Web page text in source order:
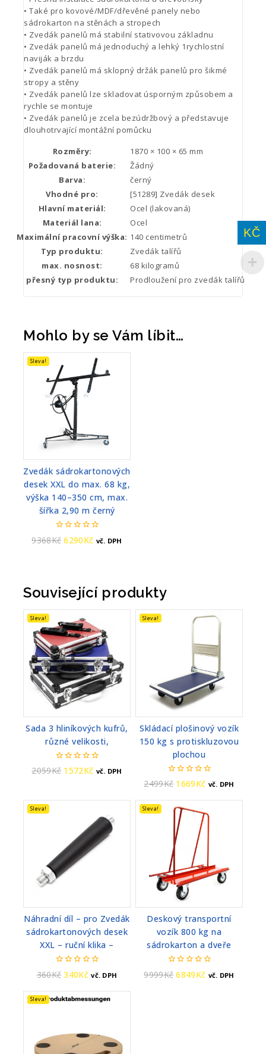
• Také pro kovové/MDF/dřevěné panely nebo
sádrokarton na stěnách a stropech
• Zvedák panelů má stabilní stativovou základnu
• Zvedák panelů má jednoduchý a lehký 1rychlostní
naviják a brzdu
• Zvedák panelů má sklopný držák panelů pro šikmé
stropy a stěny
• Zvedák panelů lze skladovat úsporným způsobem a
rychle se montuje
• Zvedák panelů je zcela bezúdržbový a představuje
dlouhotrvající montážní pomůcku
Rozměry:
1870 × 100 × 65 mm
Požadovaná baterie:
Žádný
Barva:
černý
Vhodné pro:
[51289] Zvedák desek
Hlavní materiál:
Ocel (lakovaná)
Materiál lana:
Ocel
Maximální pracovní výška: 140 centimetrů
Typ produktu:
Zvedák talířů
max. nosnost:
68 kilogramů
přesný typ produktu:
Prodloužení pro zvedák talířů
Mohlo by se Vám líbit…
Sleva!
Zvedák sádrokartonových
desek XXL do max. 68 kg,
výška 140–350 cm, max.
šířka 2,90 m černý
0
z
9368Kč 6290Kč vč. DPH
Související produkty
Sleva!
Sada 3 hliníkových kufrů,
různé velikosti,
0
z
2059Kč 1572Kč vč. DPH
Sleva!
Skládací plošinový vozík
150 kg s protiskluzovou
plochou
0
z
2499Kč 1669Kč vč. DPH
Sleva!
Náhradní díl – pro Zvedák
sádrokartonových desek
XXL – ruční klika –
0
z
360Kč 340Kč vč. DPH
Sleva!
Deskový transportní
vozík 800 kg na
sádrokarton a dveře
0
z
9999Kč 6849Kč vč. DPH
Sleva!
KČ